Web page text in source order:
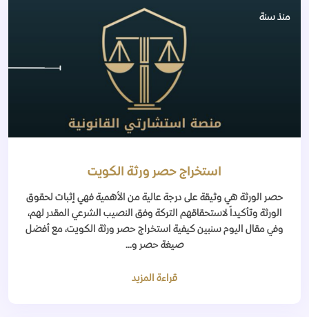
منذ سنة
استخراج حصر ورثة الكويت
حصر الورثة هي وثيقة على درجة عالية من الأهمية فهي إثبات لحقوق
الورثة وتأكيداً لاستحقاقهم التركة وفق النصيب الشرعي المقدر لهم،
وفي مقال اليوم سنبين كيفية استخراج حصر ورثة الكويت، مع أفضل
صيغة حصر و...
قراءة المزيد